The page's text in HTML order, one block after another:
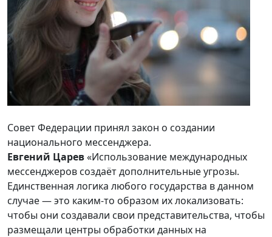
Совет Федерации принял закон о создании
национального мессенджера.
Евгений Царев«Использование международных
мессенджеров создаёт дополнительные угрозы.
Единственная логика любого государства в данном
случае — это каким-то образом их локализовать:
чтобы они создавали свои представительства, чтобы
размещали центры обработки данных на